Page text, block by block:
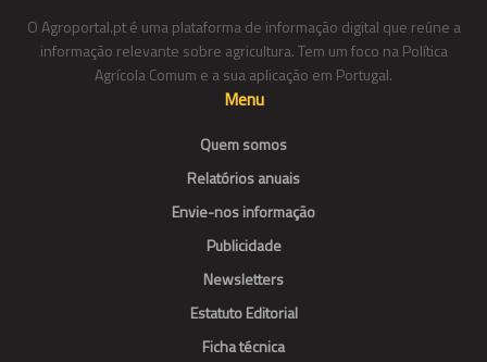
O Agroportal.pt é uma plataforma de informação digital que reúne a
informação relevante sobre agricultura. Tem um foco na Política
Agrícola Comum e a sua aplicação em Portugal.
Menu
Quem somos
Relatórios anuais
Envie-nos informação
Publicidade
Newsletters
Estatuto Editorial
Ficha técnica